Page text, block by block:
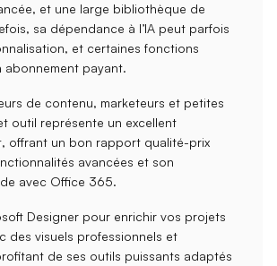
, et une large bibliothèque de
sa dépendance à l’IA peut parfois
et certaines fonctions
abonnement payant.
de contenu, marketeurs et petites
outil représente un excellent
, offrant un bon rapport qualité-prix
avancées et son
avec Office 365.
Designer pour enrichir vos projets
des visuels professionnels et
de ses outils puissants adaptés